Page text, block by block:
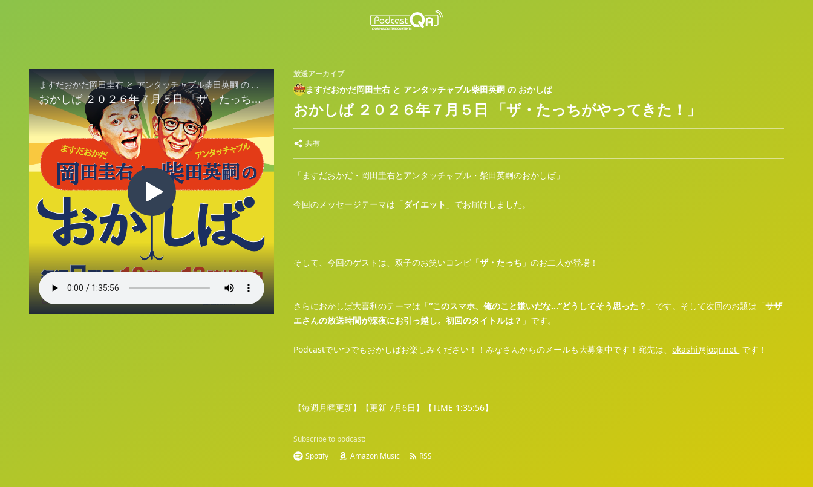
放送アーカイブ
ますだおかだ岡田圭右 と アンタッチャブル柴田英嗣 の おかしば
おかしば ２０２６年７月５日 「ザ・たっちがやってきた！」
共有
「ますだおかだ・岡田圭右とアンタッチャブル・柴田英嗣のおかしば」
今回のメッセージテーマは「ダイエット 」でお届けしました。
そして、今回のゲストは、双子のお笑いコンビ「ザ・たっち 」のお二人が登場！
さらにおかしば大喜利のテーマは「“このスマホ、俺のこと嫌いだな…”どうしてそう思った？ 」です。そして次回のお題は「サザ
エさんの放送時間が深夜にお引っ越し。初回のタイトルは？ 」です。
Podcastでいつでもおかしばお楽しみください！！みなさんからのメールも大募集中です！宛先は、⁠⁠⁠⁠⁠⁠⁠⁠⁠⁠⁠⁠⁠⁠⁠⁠⁠⁠⁠⁠⁠⁠⁠⁠okashi@joqr.net ⁠⁠⁠⁠⁠⁠⁠⁠⁠⁠⁠⁠⁠⁠⁠⁠⁠⁠⁠⁠⁠⁠⁠⁠ です！
【毎週月曜更新】【更新 7月6日】【TIME 1:35:56】
Subscribe to podcast:
Spotify
Amazon Music RSS